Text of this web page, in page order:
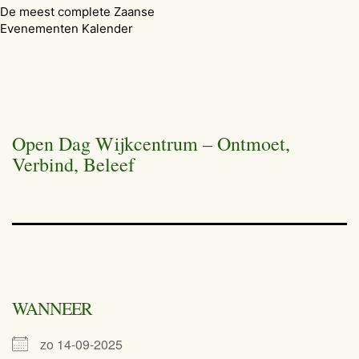
De meest complete Zaanse
Evenementen Kalender
Open Dag Wijkcentrum – Ontmoet,
Verbind, Beleef
WANNEER
zo 14-09-2025